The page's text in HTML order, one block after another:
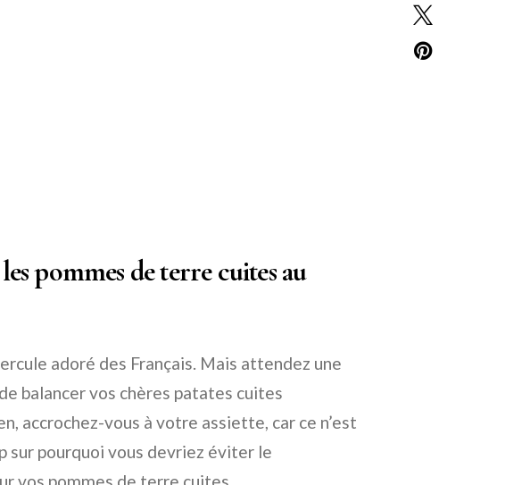
pommes de terre cuites au
adoré des Français. Mais attendez une
balancer vos chères patates cuites
accrochez-vous à votre assiette, car ce n’est
sur pourquoi vous devriez éviter le